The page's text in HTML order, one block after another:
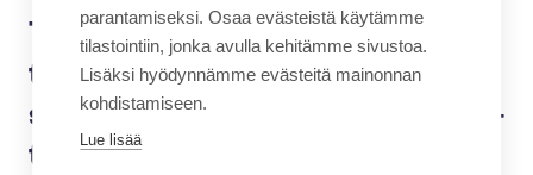
Tehy ja SuPer: Ko­ro­na­ka­ran­
tee­nis­ta johtuva pal­kan­mak­
su­vel­vol­li­suus saatava työ­eh­
to­so­pi­muk­seen
parantamiseksi. Osaa evästeistä käytämme
tilastointiin, jonka avulla kehitämme sivustoa.
Lisäksi hyödynnämme evästeitä mainonnan
kohdistamiseen.
Lue lisää